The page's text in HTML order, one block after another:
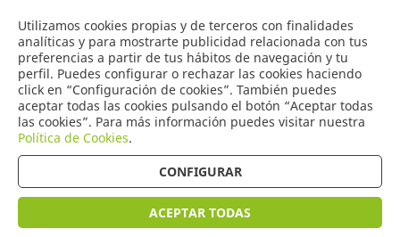
Utilizamos cookies propias y de terceros con finalidades
analíticas y para mostrarte publicidad relacionada con tus
preferencias a partir de tus hábitos de navegación y tu
perfil. Puedes configurar o rechazar las cookies haciendo
click en “Configuración de cookies”. También puedes
aceptar todas las cookies pulsando el botón “Aceptar todas
las cookies”. Para más información puedes visitar nuestra
Política de Cookies.
CONFIGURAR
ACEPTAR TODAS
0
COMERCIO
DE TORRIJOS
Productos (4596)
Ordenar por precio